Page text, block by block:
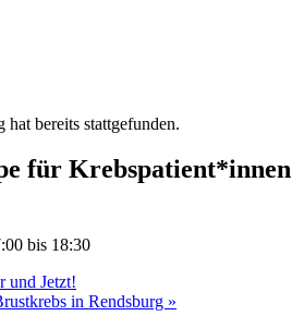
hat bereits stattgefunden.
für Krebspatient*innen
bis 18:30
Jetzt!
in Rendsburg »